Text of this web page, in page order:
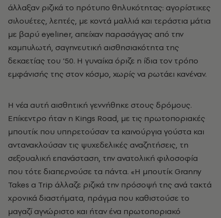
άλλαξαν ριζικά το πρότυπο θηλυκότητας: αγορίστικες
σιλουέτες, λεπτές, με κοντά μαλλιά και τεράστια μάτια
με βαρύ eyeliner, απείχαν παρασάγγας από την
καμπυλωτή, σαγηνευτική αισθησιακότητα της
δεκαετίας του '50. Η γυναίκα όριζε η ίδια τον τρόπο
εμφάνισής της στον κόσμο, χωρίς να ρωτάει κανέναν.
Η νέα αυτή αισθητική γεννήθηκε στους δρόμους.
Επίκεντρο ήταν η Kings Road, με τις πρωτοποριακές
μπουτίκ που υπηρετούσαν τα καινούργια γούστα και
αντανακλούσαν τις ψυχεδελικές αναζητήσεις, τη
σεξουαλική επανάσταση, την ανατολική φιλοσοφία
που τότε διαπερνούσε τα πάντα. «Η μπουτίκ Granny
Takes a Trip άλλαζε ριζικά την πρόσοψή της ανά τακτά
χρονικά διαστήματα, πράγμα που καθιστούσε το
μαγαζί αγνώριστο και ήταν ένα πρωτοποριακό